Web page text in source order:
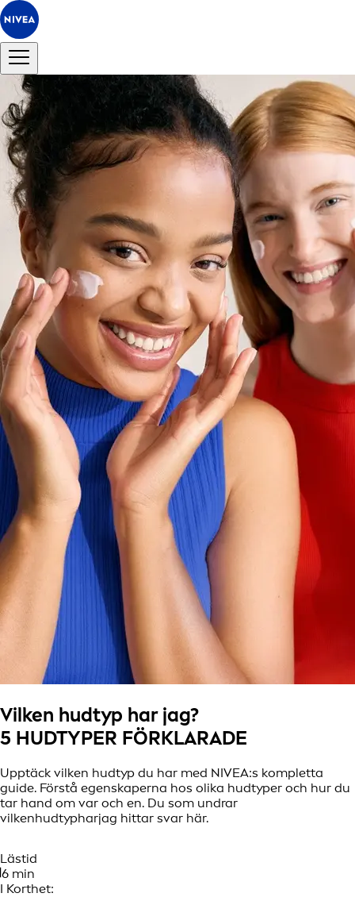
Vilken hudtyp har jag?
5 HUDTYPER FÖRKLARADE
Upptäck vilken hudtyp du har med NIVEA:s kompletta
guide. Förstå egenskaperna hos olika hudtyper och hur du
tar hand om var och en. Du som undrar
vilkenhudtypharjag hittar svar här.
Lästid
6 min
I Korthet: